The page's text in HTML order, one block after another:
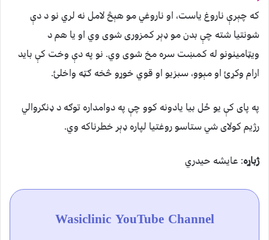
که چېرې ناروغ یاست، او ناروغي مو هېڅ لامل نه لري نو د دې
شونتیا شته چې بدن مو ډېر کمزوری شوی وي او یا هم د
ویټامینونو له کمښت سره مخ شوی وي. نو په دې وخت کې باید
ارام وکړئ او مېوو، سبزيو او قوي خوړو څخه ګټه واخلئ.
په پای کې یو ځل بیا یادونه کوو چې په دوامداره توګه د ډنګروالي
رژیم کولای شي ستاسو روغتیا لپاره ډېر خطرناکه وي.
ژباړه: عایشه حیدري
Wasiclinic YouTube Channel